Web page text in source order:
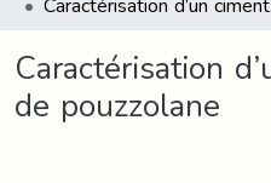
Caractérisation
de pouzzolane